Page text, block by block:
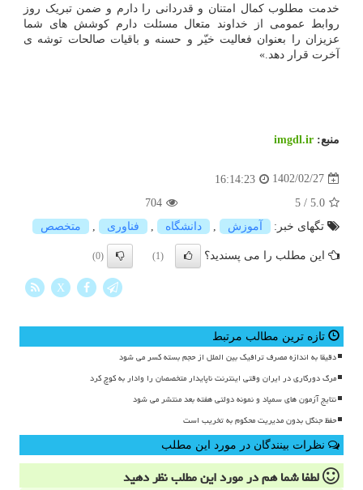
خدمت مطلوب کمال امتنان و قدردانی را دارم و ضمن تبریک روز
روابط عمومی از خداوند متعال مسئلت دارم کوشش های شما
عزیزان را بعنوان فعالیت خیّر و حسنه و باقیات صالحات توشه ی
آخرت قرار دهد.»
منبع: imgdl.ir
1402/02/27
16:14:23
5.0
/
5
704
تگهای خبر:
آموزش دانشگاه فناوری متخصص
این مطلب را می پسندید؟ (1)
(0)
X
تازه ترین مطالب مرتبط
دقیقا به اندازه مصرف ترافیک بین الملل از حجم بسته کسر می شود
مرگ دورکاری در ایران وقتی اینترنت ناپایدار متخصصان را وادار به کوچ کرد
نتایج آزمون های سمپاد و نمونه دولتی هفته بعد منتشر می شود
حفظ جنگل بدون مدیریت محکوم به تخریب است
نظرات بینندگان در مورد این مطلب
لطفا شما همدر مورد این مطلبنظر دهید